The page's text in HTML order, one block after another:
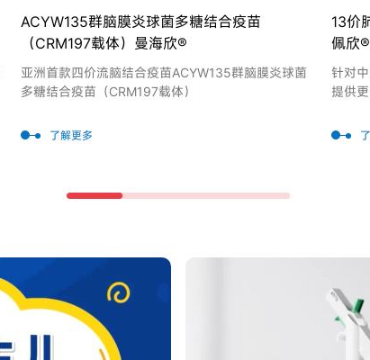
ACYW135群脑膜炎球菌多糖结合疫苗
（CRM197载体）曼海欣®
亚洲首款四价流脑结合疫苗ACYW135群脑膜炎球菌
多糖结合疫苗（CRM197载体）
了解更多
13价
佩欣®
针对
提供
累积